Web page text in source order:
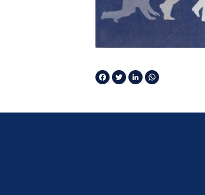
Facebook
TwitterLinkedInWhatsApp